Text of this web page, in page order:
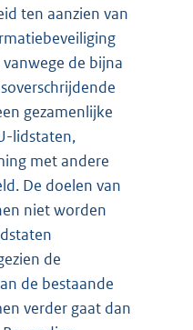
ten aanzien van
de bijna
gezamenlijke
lidstaten,
met andere
De doelen van
niet worden
de
de bestaande
verder gaat dan